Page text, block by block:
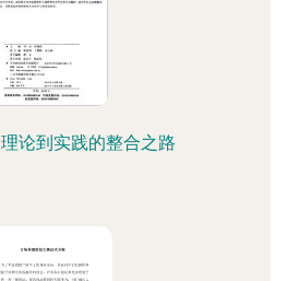
论到实践的整合之路